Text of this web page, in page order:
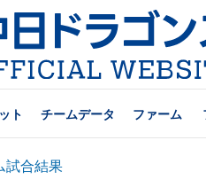
ト チームデータ ファーム
試合結果